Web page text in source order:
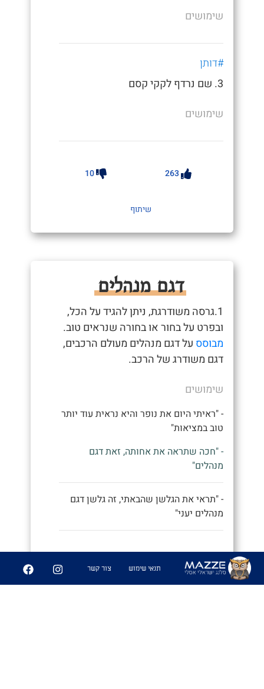
שימושים
#דותן
3. שם נרדף לקקי קסם
שימושים
263
10
שיתוף
דגם מנהלים
1.גרסה משודרגת, ניתן להגיד על הכל,
ובפרט על בחור או בחורה שנראים טוב.
מבוסס על דגם מנהלים מעולם הרכבים,
דגם משודרג של הרכב.
שימושים
- "ראיתי היום את נופר והיא נראית עוד יותר
טוב במציאות"
- "חכה שתראה את אחותה, זאת דגם
מנהלים"
- "תראי את הגלשן שהבאתי, זה גלשן דגם
מנהלים יעני"
תנאי שימוש צור קשר